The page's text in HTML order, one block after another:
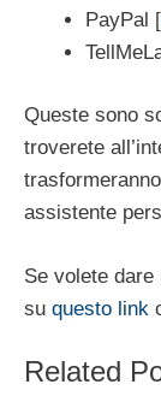
PayPal [
Queste sono
troverete
assistente
Se volete
su questo link
Related